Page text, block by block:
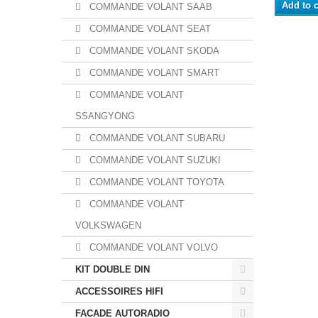
COMMANDE VOLANT SAAB
COMMANDE VOLANT SEAT
COMMANDE VOLANT SKODA
COMMANDE VOLANT SMART
COMMANDE VOLANT
SSANGYONG
COMMANDE VOLANT SUBARU
COMMANDE VOLANT SUZUKI
COMMANDE VOLANT TOYOTA
COMMANDE VOLANT
VOLKSWAGEN
COMMANDE VOLANT VOLVO
KIT DOUBLE DIN
ACCESSOIRES HIFI
FACADE AUTORADIO
Add to